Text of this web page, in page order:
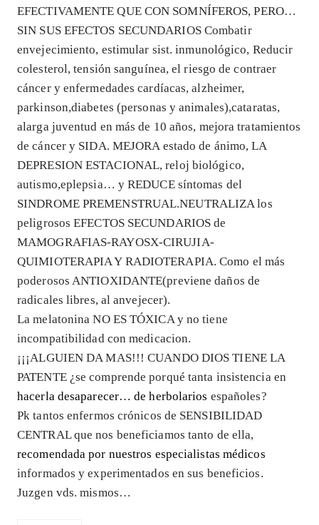
EFECTIVAMENTE QUE CON SOMNÍFEROS, PERO…
SIN SUS EFECTOS SECUNDARIOS Combatir
envejecimiento, estimular sist. inmunológico, Reducir
colesterol, tensión sanguínea, el riesgo de contraer
cáncer y enfermedades cardíacas, alzheimer,
parkinson,diabetes (personas y animales),cataratas,
alarga juventud en más de 10 años, mejora tratamientos
de cáncer y SIDA. MEJORA estado de ánimo, LA
DEPRESION ESTACIONAL, reloj biológico,
autismo,eplepsia… y REDUCE síntomas del
SINDROME PREMENSTRUAL.NEUTRALIZA los
peligrosos EFECTOS SECUNDARIOS de
MAMOGRAFIAS-RAYOSX-CIRUJIA-
QUIMIOTERAPIA Y RADIOTERAPIA. Como el más
poderosos ANTIOXIDANTE(previene daños de
radicales libres, al anvejecer).
La melatonina NO ES TÓXICA y no tiene
incompatibilidad con medicacion.
¡¡¡ALGUIEN DA MAS!!! CUANDO DIOS TIENE LA
PATENTE ¿se comprende porqué tanta insistencia en
hacerla desaparecer… de herbolarios españoles?
Pk tantos enfermos crónicos de SENSIBILIDAD
CENTRAL que nos beneficiamos tanto de ella,
recomendada por nuestros especialistas médicos
informados y experimentados en sus beneficios.
Juzgen vds. mismos…